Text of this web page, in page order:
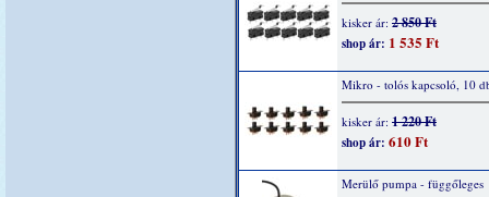
kisker ár: 2 850 Ft
shop ár: 1 535 Ft
Mikro - tolós kapcsoló, 10
kisker ár: 1 220 Ft
shop ár: 610 Ft
Merülő pumpa - függőleges